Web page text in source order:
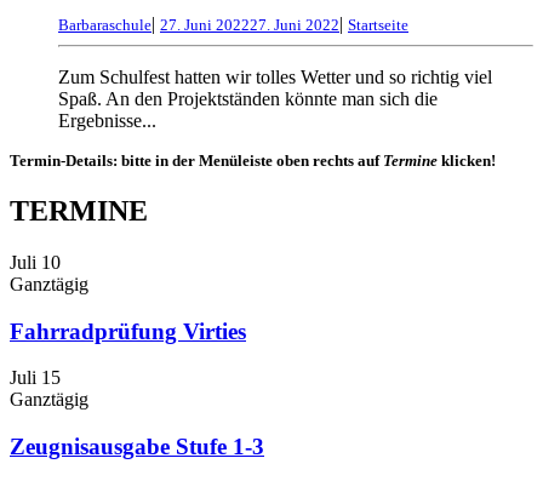
Barbaraschule| 27. Juni 202227. Juni 2022| Startseite
Zum Schulfest hatten wir tolles Wetter und so richtig viel
Spaß. An den Projektständen könnte man sich die
Ergebnisse...
Termin-Details: bitte in der Menüleiste oben rechts auf Termine klicken!
TERMINE
Juli 10
Ganztägig
Fahrradprüfung Virties
Juli 15
Ganztägig
Zeugnisausgabe Stufe 1-3